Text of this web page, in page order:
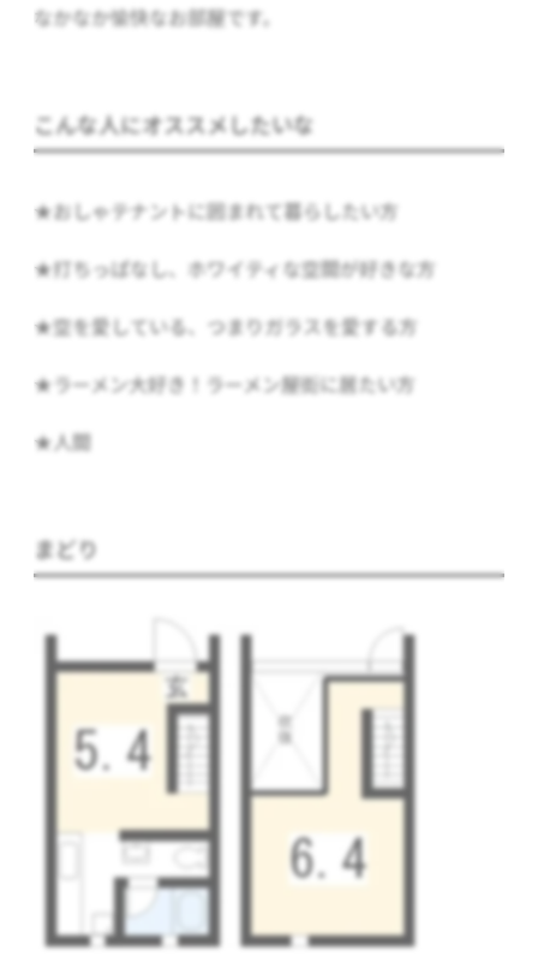
なかなか愉快なお部屋です。
こんな人にオススメしたいな
★おしゃテナントに囲まれて暮らしたい方
★打ちっぱなし、ホワイティな空間が好きな方
★空を愛している、つまりガラスを愛する方
★ラーメン大好き！ラーメン屋街に居たい方
★人間
まどり